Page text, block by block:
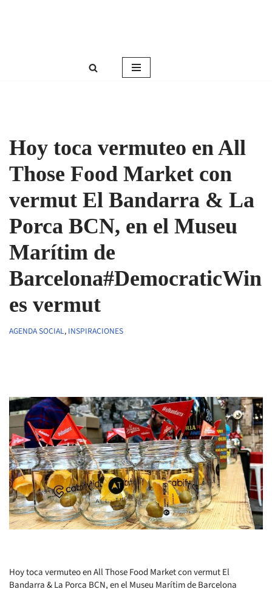
Hoy toca vermuteo en All
Those Food Market con
vermut El Bandarra & La
Porca BCN, en el Museu
Marítim de
Barcelona#DemocraticWin
es vermut
AGENDA SOCIAL, INSPIRACIONES
Hoy toca vermuteo en All Those Food Market con vermut El
Bandarra & La Porca BCN, en el Museu Marítim de Barcelona